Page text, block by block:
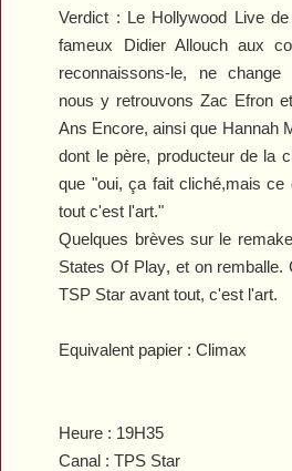
Verdict : Le Hollywood Live
fameux Didier Allouch aux
reconnaissons-le, ne
nous y retrouvons Zac Efron
Ans Encore, ainsi que Hannah
dont le père, producteur de la
que "oui, ça fait cliché,mais ce
tout c'est l'art."
Quelques brèves sur le
States Of Play, et on remballe.
TSP Star avant tout, c'est l'art.
Equivalent papier : Climax
Heure : 19H35
Canal :TPS Star